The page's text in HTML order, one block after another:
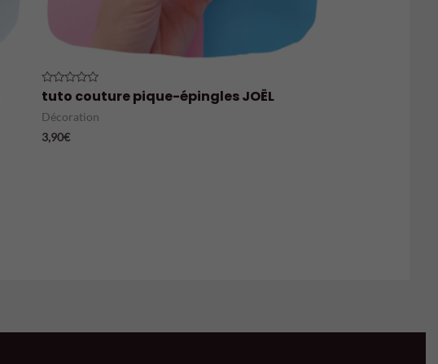
Note
0
sur
5
tuto couture pique-épingles JOËL
Décoration
3,90€